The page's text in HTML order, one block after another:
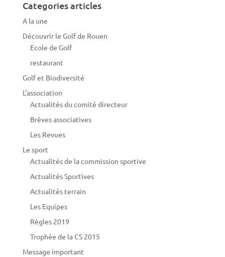
Categories articles
A la une
Découvrir le Golf de Rouen
Ecole de Golf
restaurant
Golf et Biodiversité
L'association
Actualités du comité directeur
Brèves associatives
Les Revues
Le sport
Actualités de la commission sportive
Actualités Sportives
Actualités terrain
Les Equipes
Règles 2019
Trophée de la CS 2015
Message important